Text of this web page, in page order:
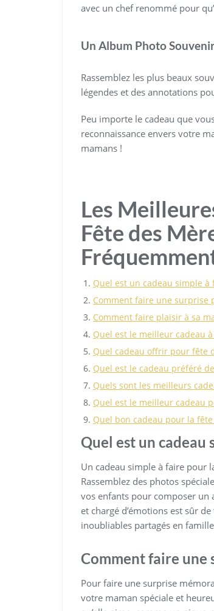
avec un chef renommé pour
Un Album Photo
Rassemblez les plus beaux
légendes et des annotations
Peu importe le cadeau que
reconnaissance envers votre
mamans !
Les
Fête des
Quel est un cadeau simple
Comment faire une surprise
Comment faire plaisir à sa
Quel est le meilleur cadeau
Quel cadeau offrir pour fête
Quel est le cadeau préféré
Quels sont les meilleurs
Quel est le meilleur cadeau
Quel bon cadeau pour la
Quel est un cadeau
Un cadeau simple à faire pour
Rassemblez des photos
vos enfants pour composer un
et chargé d’émotions est sûr
inoubliables partagés en
Comment faire une
Pour faire une surprise
votre maman spéciale et